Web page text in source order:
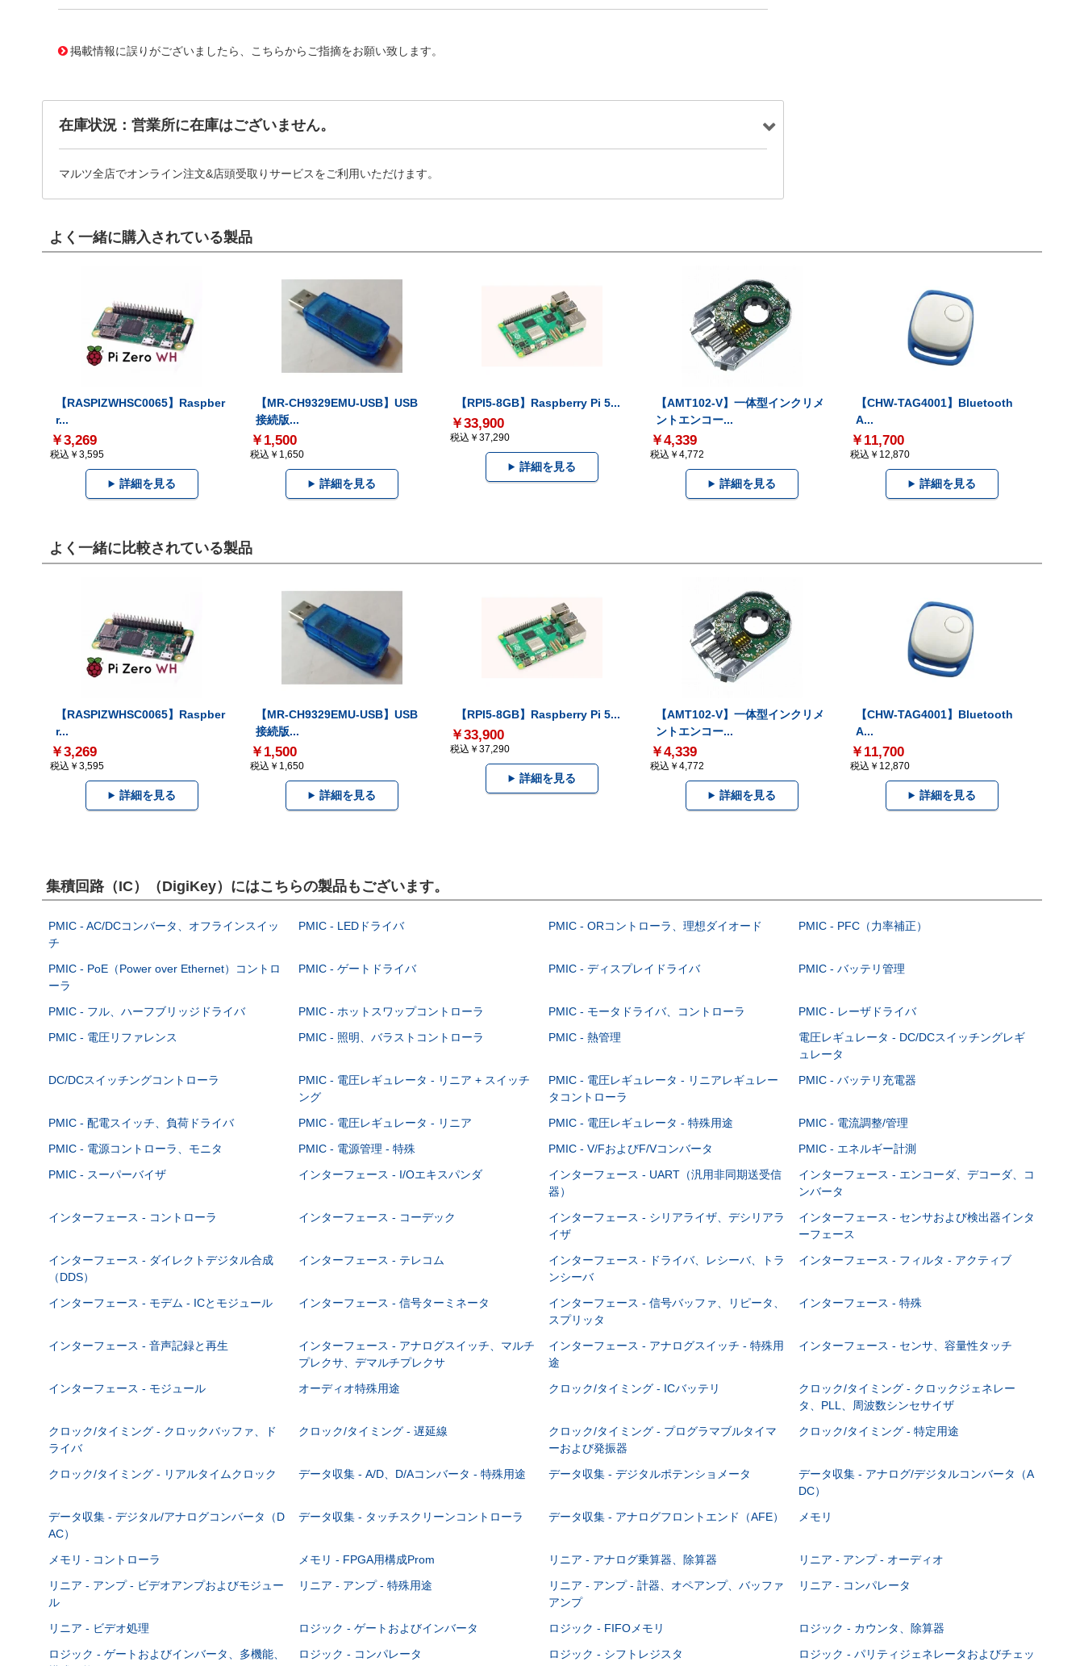
掲載情報に誤りがございましたら、こちらからご指摘をお願い致します。
在庫状況：営業所に在庫はございません。
マルツ全店でオンライン注文&店頭受取りサービスをご利用いただけます。
よく一緒に購入されている製品
【RASPIZWHSC0065】Raspber
r...
￥3,269
税込￥3,595
詳細を見る
【MR-CH9329EMU-USB】USB
接続版...
￥1,500
税込￥1,650
詳細を見る
【RPI5-8GB】Raspberry Pi 5...
￥33,900
税込￥37,290
詳細を見る
【AMT102-V】一体型インクリメ
ントエンコー...
￥4,339
税込￥4,772
詳細を見る
【CHW-TAG4001】Bluetooth
A...
￥11,700
税込￥12,870
詳細を見る
よく一緒に比較されている製品
【RASPIZWHSC0065】Raspber
r...
￥3,269
税込￥3,595
詳細を見る
【MR-CH9329EMU-USB】USB
接続版...
￥1,500
税込￥1,650
詳細を見る
【RPI5-8GB】Raspberry Pi 5...
￥33,900
税込￥37,290
詳細を見る
【AMT102-V】一体型インクリメ
ントエンコー...
￥4,339
税込￥4,772
詳細を見る
【CHW-TAG4001】Bluetooth
A...
￥11,700
税込￥12,870
詳細を見る
集積回路（IC）（DigiKey）にはこちらの製品もございます。
PMIC - AC/DCコンバータ、オフラインスイッ
チ
PMIC - LEDドライバ PMIC - ORコントローラ、理想ダイオード PMIC - PFC（力率補正）
PMIC - PoE（Power over Ethernet）コントロ
ーラ
PMIC - ゲートドライバ PMIC - ディスプレイドライバ PMIC - バッテリ管理
PMIC - フル、ハーフブリッジドライバ PMIC - ホットスワップコントローラ PMIC - モータドライバ、コントローラ
PMIC - レーザドライバ
PMIC - 電圧リファレンス
PMIC - 照明、バラストコントローラ PMIC - 熱管理
電圧レギュレータ - DC/DCスイッチングレギ
ュレータ
DC/DCスイッチングコントローラ
PMIC - 電圧レギュレータ - リニア + スイッチ
ング
PMIC - 電圧レギュレータ - リニアレギュレー
タコントローラ
PMIC - バッテリ充電器
PMIC - 配電スイッチ、負荷ドライバ PMIC - 電圧レギュレータ - リニア PMIC - 電圧レギュレータ - 特殊用途
PMIC - 電流調整/管理
PMIC - 電源コントローラ、モニタ
PMIC - 電源管理 - 特殊 PMIC - V/FおよびF/Vコンバータ
PMIC - エネルギー計測
PMIC - スーパーバイザ
インターフェース - I/Oエキスパンダ
インターフェース - UART（汎用非同期送受信
器）
インターフェース - エンコーダ、デコーダ、コ
ンバータ
インターフェース - コントローラ
インターフェース - コーデック
インターフェース - シリアライザ、デシリアラ
イザ
インターフェース - センサおよび検出器インタ
ーフェース
インターフェース - ダイレクトデジタル合成
（DDS）
インターフェース - テレコム
インターフェース - ドライバ、レシーバ、トラ
ンシーバ
インターフェース - フィルタ - アクティブ
インターフェース - モデム - ICとモジュール インターフェース - 信号ターミネータ
インターフェース - 信号バッファ、リピータ、
スプリッタ
インターフェース - 特殊
インターフェース - 音声記録と再生
インターフェース - アナログスイッチ、マルチ
プレクサ、デマルチプレクサ
インターフェース - アナログスイッチ - 特殊用
途
インターフェース - センサ、容量性タッチ
インターフェース - モジュール オーディオ特殊用途 クロック/タイミング - ICバッテリ
クロック/タイミング - クロックジェネレー
タ、PLL、周波数シンセサイザ
クロック/タイミング - クロックバッファ、ド
ライバ
クロック/タイミング - 遅延線
クロック/タイミング - プログラマブルタイマ
ーおよび発振器
クロック/タイミング - 特定用途
クロック/タイミング - リアルタイムクロック データ収集 - A/D、D/Aコンバータ - 特殊用途 データ収集 - デジタルポテンショメータ
データ収集 - アナログ/デジタルコンバータ（A
DC）
データ収集 - デジタル/アナログコンバータ（D
AC）
データ収集 - タッチスクリーンコントローラ データ収集 - アナログフロントエンド（AFE） メモリ
メモリ - コントローラ メモリ - FPGA用構成Prom リニア - アナログ乗算器、除算器
リニア - アンプ - オーディオ
リニア - アンプ - ビデオアンプおよびモジュー
ル
リニア - アンプ - 特殊用途
リニア - アンプ - 計器、オペアンプ、バッファ
アンプ
リニア - コンパレータ
リニア - ビデオ処理 ロジック - ゲートおよびインバータ ロジック - FIFOメモリ
ロジック - カウンタ、除算器
ロジック - ゲートおよびインバータ、多機能、
ロジック - コンパレータ ロジック - シフトレジスタ
ロジック - パリティジェネレータおよびチェッ